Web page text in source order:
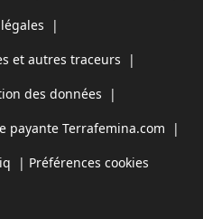
|
et autres traceurs |
des données |
payante Terrafemina.com |
| Préférences cookies